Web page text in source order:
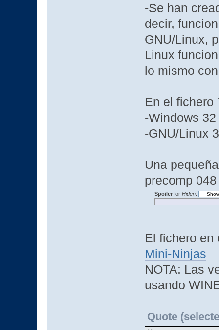
-Se han
decir,
GNU/Linux,
Linux
lo mismo
En el fichero
-Windows
-GNU/Linux
Una
precomp
Spoilerfor Hiden:
El fichero en
Mini-Ninjas
NOTA: Las
usando
Quote